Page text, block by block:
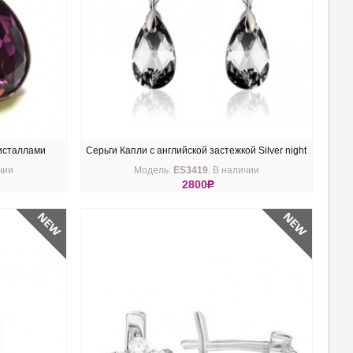
Серьги Капли с английской застежкой Silver night
Модель: ES3419. В наличии
2800R